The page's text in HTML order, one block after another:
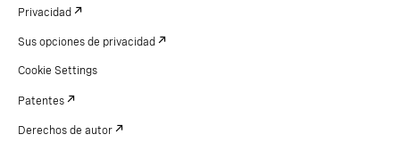
Privacidad
Sus opciones de privacidad
Cookie Settings
Patentes
Derechos de autor